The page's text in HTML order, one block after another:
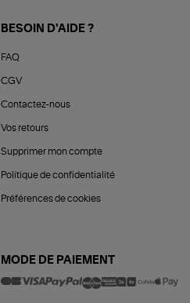
BESOIN D'AIDE ?
FAQ
CGV
Contactez-nous
Vos retours
Supprimer mon compte
Politique de confidentialité
Préférences de cookies
MODE DE PAIEMENT